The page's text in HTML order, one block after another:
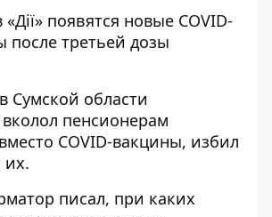
появятся новые COVID-
после третьей дозы
Сумской области
вколол пенсионерам
COVID-вакцины, избил
их.
писал, при каких